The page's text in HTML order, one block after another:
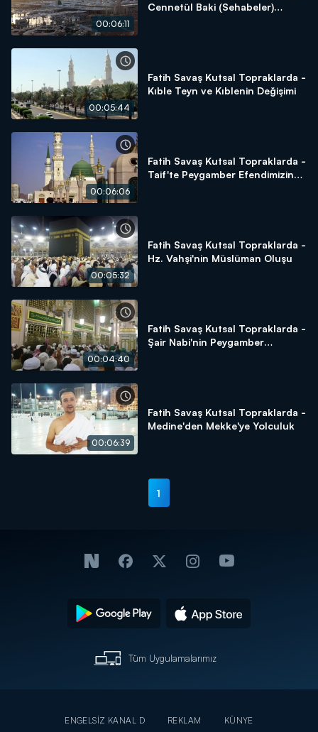
00:06:11
Cennetül Baki (Sehabeler)
00:05:44
Fatih Savaş Kutsal Topraklarda -
Kıble Teyn ve Kıblenin Değişimi
00:06:06
Fatih Savaş Kutsal Topraklarda -
Taif'te Peygamber Efendimizin
00:05:32
Fatih Savaş Kutsal Topraklarda -
Hz. Vahşi'nin Müslüman Oluşu
00:04:40
Fatih Savaş Kutsal Topraklarda -
Şair Nabi'nin Peygamber
00:06:39
Fatih Savaş Kutsal Topraklarda -
Medine'den Mekke'ye Yolculuk
1
Tüm Uygulamalarımız
ENGELSİZ KANAL D REKLAM
KÜNYE